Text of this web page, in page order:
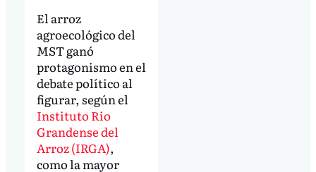
El arroz
agroecológico del
MST ganó
protagonismo en el
debate político al
figurar, según el
Instituto Rio
Grandense del
Arroz (IRGA),
como la mayor